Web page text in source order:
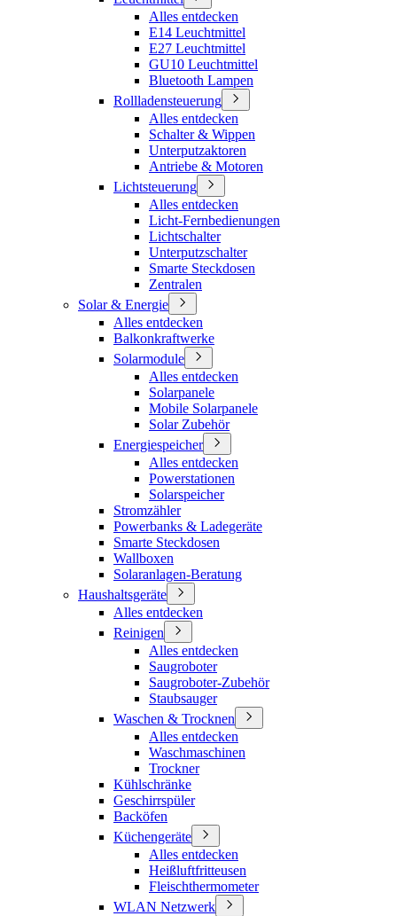
Alles entdecken
E14 Leuchtmittel
E27 Leuchtmittel
GU10 Leuchtmittel
Bluetooth Lampen
Rollladensteuerung
Alles entdecken
Schalter & Wippen
Unterputzaktoren
Antriebe & Motoren
Lichtsteuerung
Alles entdecken
Licht-Fernbedienungen
Lichtschalter
Unterputzschalter
Smarte Steckdosen
Zentralen
Solar & Energie
Alles entdecken
Balkonkraftwerke
Solarmodule
Alles entdecken
Solarpanele
Mobile Solarpanele
Solar Zubehör
Energiespeicher
Alles entdecken
Powerstationen
Solarspeicher
Stromzähler
Powerbanks & Ladegeräte
Smarte Steckdosen
Wallboxen
Solaranlagen-Beratung
Haushaltsgeräte
Alles entdecken
Reinigen
Alles entdecken
Saugroboter
Saugroboter-Zubehör
Staubsauger
Waschen & Trocknen
Alles entdecken
Waschmaschinen
Trockner
Kühlschränke
Geschirrspüler
Backöfen
Küchengeräte
Alles entdecken
Heißluftfritteusen
Fleischthermometer
WLAN Netzwerk